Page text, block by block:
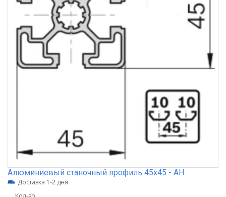
Алюминиевый станочный профиль 45х45 - АН
Доставка 1-2 дня